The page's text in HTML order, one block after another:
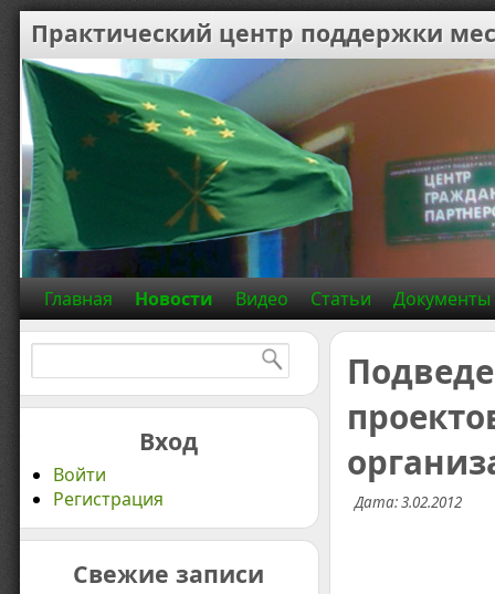
Практический центр поддержки
Главная Новости Видео Статьи Документы
Вход
Войти
Регистрация
Свежие записи
Дата: 3.02.2012